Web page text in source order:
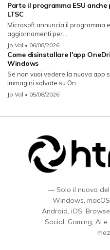
Parte il programma ESU
LTSC
Microsoft annuncia il programma
aggiornamenti per...
Jo Val • 06/08/2026
Come disinstallare l'app
Windows
Se non vuoi vedere la nuova app
immagini salvate su On...
Jo Val • 05/08/2026
— Solo il nuovo
Windows,
Android, iOS,
Social, Gaming, AI